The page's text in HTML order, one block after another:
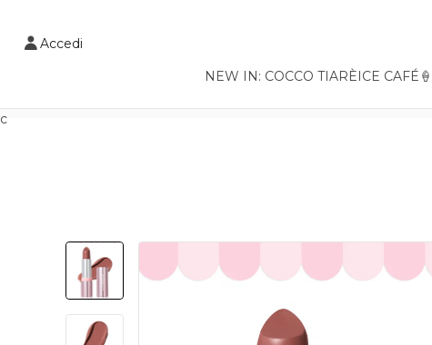
Accedi
NEW IN: COCCO TIARÈICE CAFÉ🍦
c